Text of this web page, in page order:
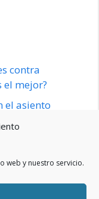
web y nuestro servicio.
contra
el mejor?
el asiento